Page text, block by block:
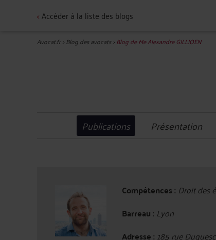
<Accéder à la liste des blogs
Avocat.fr>Blog des avocats>Blog de Me Alexandre GILLIOEN
Publications Présentation
Compétences : Droit des
Barreau : Lyon
Adresse : 185 rue